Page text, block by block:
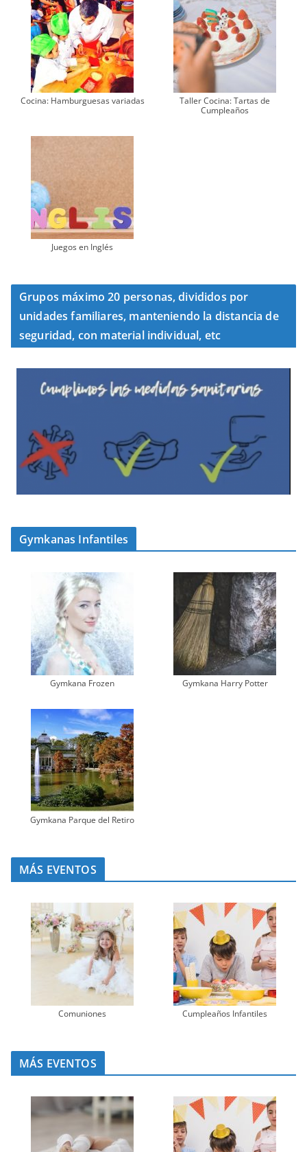
Cocina: Hamburguesas variadas
Taller Cocina: Tartas de
Cumpleaños
Juegos en Inglés
Grupos máximo 20 personas, divididos por
unidades familiares, manteniendo la distancia de
seguridad, con material individual, etc
Gymkanas Infantiles
Gymkana Frozen Gymkana Harry Potter
Gymkana Parque del Retiro
MÁS EVENTOS
Comuniones Cumpleaños Infantiles
MÁS EVENTOS